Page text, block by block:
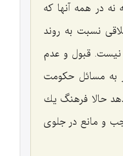
در همه آنها كه
نسبت به روند
نیست. قبول و عدم
به مسائل حكومت
حالا فرهنگ یك
و مانع در جلوی